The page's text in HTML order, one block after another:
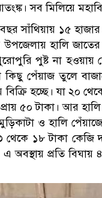
সব মিলিয়ে
বছর সাঁথিয়ায় ১৫
হালি
পুষ্ট না হওয়ায়
পেঁয়াজ তুলে
হচ্ছে। যা ২০
৫০ টাকা। আর
মুড়িকাটা ও হালি
থেকে ১৮ টাকা
এ অবস্থায় প্রতি